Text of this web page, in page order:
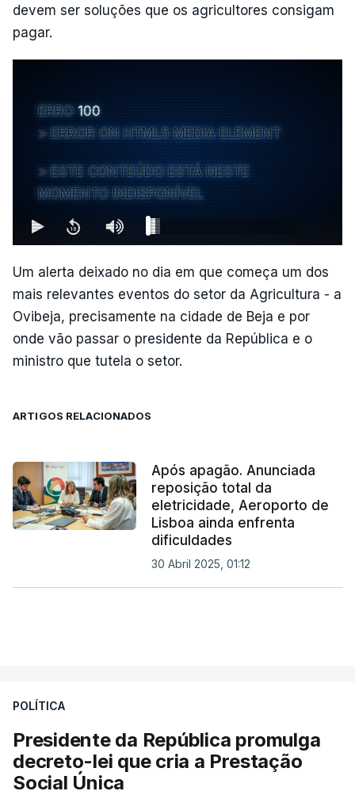
devem ser soluções que os agricultores consigam
pagar.
ERRO 100
ERROR ON HTML5 MEDIA ELEMENT
ESTE CONTEÚDO ESTÁ NESTE
MOMENTO INDISPONÍVEL
Um alerta deixado no dia em que começa um dos
mais relevantes eventos do setor da Agricultura - a
Ovibeja, precisamente na cidade de Beja e por
onde vão passar o presidente da República e o
ministro que tutela o setor.
ARTIGOS RELACIONADOS
Após apagão. Anunciada
reposição total da
eletricidade, Aeroporto de
Lisboa ainda enfrenta
dificuldades
30 Abril 2025, 01:12
POLÍTICA
Presidente da República promulga
decreto-lei que cria a Prestação
Social Única